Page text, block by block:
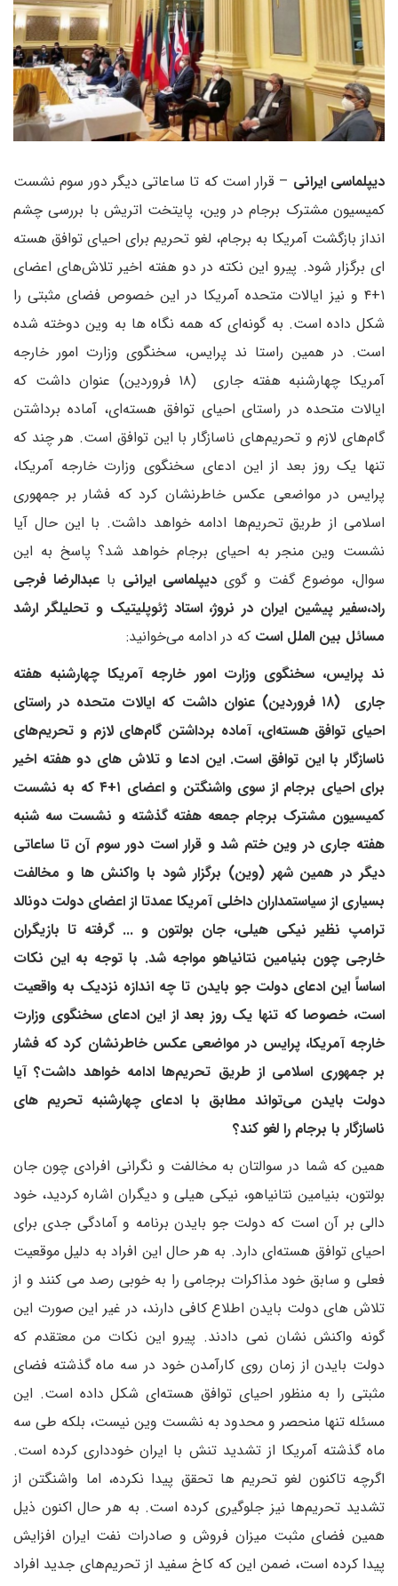
دیپلماسی ایرانی – قرار است که تا ساعاتی دیگر دور سوم نشست
کمیسیون مشترک برجام در وین، پایتخت اتریش با بررسی چشم
انداز بازگشت آمریکا به برجام، لغو تحریم برای احیای توافق هسته
ای برگزار شود. پیرو این نکته در دو هفته اخیر تلاش‌های اعضای
۱+۴ و نیز ایالات متحده آمریکا در این خصوص فضای مثبتی را
شکل داده است. به گونه‌ای که همه نگاه ها به وین دوخته شده
است. در همین راستا ند پرایس، سخنگوی وزارت امور خارجه
آمریکا چهارشنبه هفته جاری (۱۸ فروردین) عنوان داشت که
ایالات متحده در راستای احیای توافق هسته‌ای، آماده برداشتن
گام‌های لازم و تحریم‌های ناسازگار با این توافق است. هر چند که
تنها یک روز بعد از این ادعای سخنگوی وزارت خارجه آمریکا،
پرایس در مواضعی عکس خاطرنشان کرد که فشار بر جمهوری
اسلامی از طریق تحریم‌ها ادامه خواهد داشت. با این حال آیا
نشست وین منجر به احیای برجام خواهد شد؟ پاسخ به این
سوال، موضوع گفت و گوی دیپلماسی ایرانی با عبدالرضا فرجی
راد،سفیر پیشین ایران در نروژ، استاد ژئوپلیتیک و تحلیلگر ارشد
مسائل بین الملل است که در ادامه می‌خوانید:
ند پرایس، سخنگوی وزارت امور خارجه آمریکا چهارشنبه هفته
جاری (۱۸ فروردین) عنوان داشت که ایالات متحده در راستای
احیای توافق هسته‌ای، آماده برداشتن گام‌های لازم و تحریم‌های
ناسازگار با این توافق است. این ادعا و تلاش های دو هفته اخیر
برای احیای برجام از سوی واشنگتن و اعضای ۱+۴ که به نشست
کمیسیون مشترک برجام جمعه هفته گذشته و نشست سه شنبه
هفته جاری در وین ختم شد و قرار است دور سوم آن تا ساعاتی
دیگر در همین شهر (وین) برگزار شود با واکنش ها و مخالفت
بسیاری از سیاستمداران داخلی آمریکا عمدتا از اعضای دولت دونالد
ترامپ نظیر نیکی هیلی، جان بولتون و ... گرفته تا بازیگران
خارجی چون بنیامین نتانیاهو مواجه شد. با توجه به این نکات
اساساً این ادعای دولت جو بایدن تا چه اندازه نزدیک به واقعیت
است، خصوصا که تنها یک روز بعد از این ادعای سخنگوی وزارت
خارجه آمریکا، پرایس در مواضعی عکس خاطرنشان کرد که فشار
بر جمهوری اسلامی از طریق تحریم‌ها ادامه خواهد داشت؟ آیا
دولت بایدن می‌تواند مطابق با ادعای چهارشنبه تحریم های
ناسازگار با برجام را لغو کند؟
همین که شما در سوالتان به مخالفت و نگرانی افرادی چون جان
بولتون، بنیامین نتانیاهو، نیکی هیلی و دیگران اشاره کردید، خود
دالی بر آن است که دولت جو بایدن برنامه و آمادگی جدی برای
احیای توافق هسته‌ای دارد. به هر حال این افراد به دلیل موقعیت
فعلی و سابق خود مذاکرات برجامی را به خوبی رصد می کنند و از
تلاش های دولت بایدن اطلاع کافی دارند، در غیر این صورت این
گونه واکنش نشان نمی دادند. پیرو این نکات من معتقدم که
دولت بایدن از زمان روی کارآمدن خود در سه ماه گذشته فضای
مثبتی را به منظور احیای توافق هسته‌ای شکل داده است. این
مسئله تنها منحصر و محدود به نشست وین نیست، بلکه طی سه
ماه گذشته آمریکا از تشدید تنش با ایران خودداری کرده است.
اگرچه تاکنون لغو تحریم ها تحقق پیدا نکرده، اما واشنگتن از
تشدید تحریم‌ها نیز جلوگیری کرده است. به هر حال اکنون ذیل
همین فضای مثبت میزان فروش و صادرات نفت ایران افزایش
پیدا کرده است، ضمن این که کاخ سفید از تحریم‌های جدید افراد